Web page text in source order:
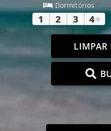
Dormitórios
1 2 3 4+
LIMPAR